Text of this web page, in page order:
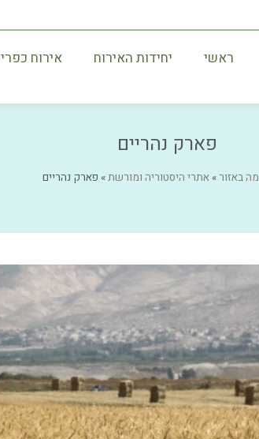
ראשי יחידות האירוח אירוח כפרי
פארק נהריים
מה באזור»אתרי היסטוריה ומורשת» פארק נהריים